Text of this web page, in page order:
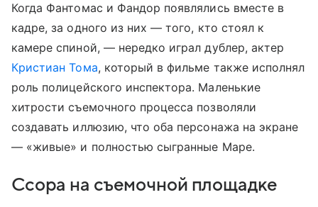
Когда Фантомас и Фандор появлялись вместе в
кадре, за одного из них — того, кто стоял к
камере спиной, — нередко играл дублер, актер
Кристиан Тома, который в фильме также исполнял
роль полицейского инспектора. Маленькие
хитрости съемочного процесса позволяли
создавать иллюзию, что оба персонажа на экране
— «живые» и полностью сыгранные Маре.
Ссора на съемочной площадке